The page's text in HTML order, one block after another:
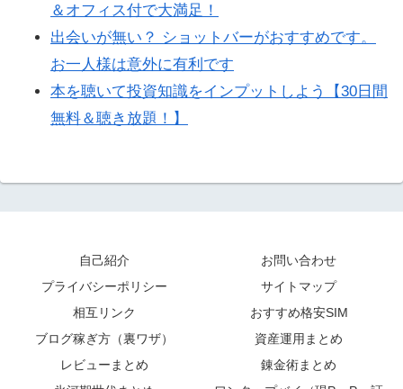
＆オフィス付で大満足！
出会いが無い？ ショットバーがおすすめです。
お一人様は意外に有利です
本を聴いて投資知識をインプットしよう【30日間
無料＆聴き放題！】
自己紹介
お問い合わせ
プライバシーポリシー
サイトマップ
相互リンク
おすすめ格安SIM
ブログ稼ぎ方（裏ワザ）
資産運用まとめ
レビューまとめ
錬金術まとめ